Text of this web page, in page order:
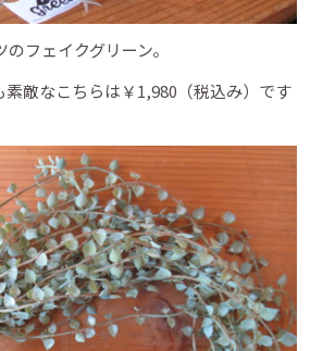
フェイクグリーン。
素敵なこちらは￥1,980（税込み）です